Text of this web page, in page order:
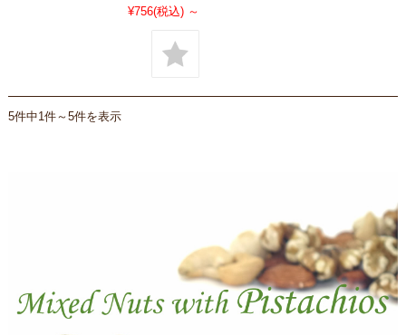
¥756(税込) ～
5件中1件～5件を表示